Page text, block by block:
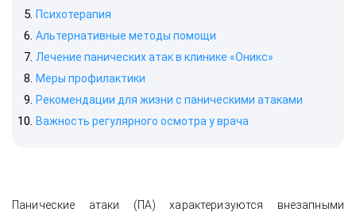
Психотерапия
Альтернативные методы помощи
Лечение панических атак в клинике «Оникс»
Меры профилактики
Рекомендации для жизни с паническими атаками
Важность регулярного осмотра у врача
Панические атаки (ПА) характеризуются внезапными